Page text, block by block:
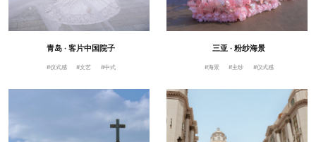
青岛 · 客片中国院子
#仪式感 #文艺 #中式
三亚 · 粉纱海景
#海景 #主纱 #仪式感